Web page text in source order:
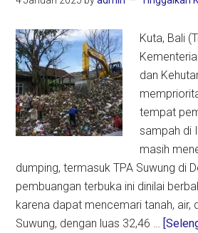
Kuta, Bali
dan
tempat
sampah di
masih
dumping, termasuk TPA Suwung di
pembuangan terbuka ini dinilai
karena dapat mencemari tanah, air,
Suwung, dengan luas 32,46 …